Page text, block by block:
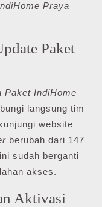
Praya
Paket
Paket IndiHome
langsung tim
website
berubah dari 147
sudah berganti
akses.
Aktivasi